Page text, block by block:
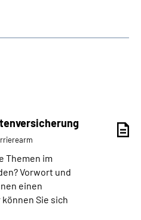
Themen im
Vorwort und
einen
Sie sich